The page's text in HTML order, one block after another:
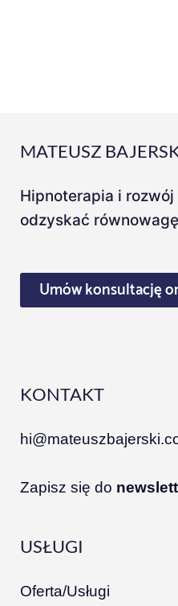
MATEUSZ
Hipnoterapia i
odzyskać
Umów konsultację
KONTAKT
Zapisz się do
USŁUGI
Oferta/Usługi